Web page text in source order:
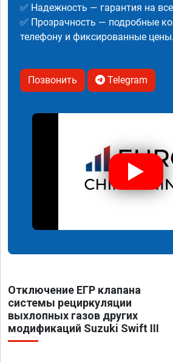
✅ Надежность — гарантия на
✅ Прозрачность — подробные
телефону и фиксированные цены.
Позвонить Telegram
Отключение ЕГР клапана
системы рециркуляции
выхлопных газов других
модификаций Suzuki Swift III